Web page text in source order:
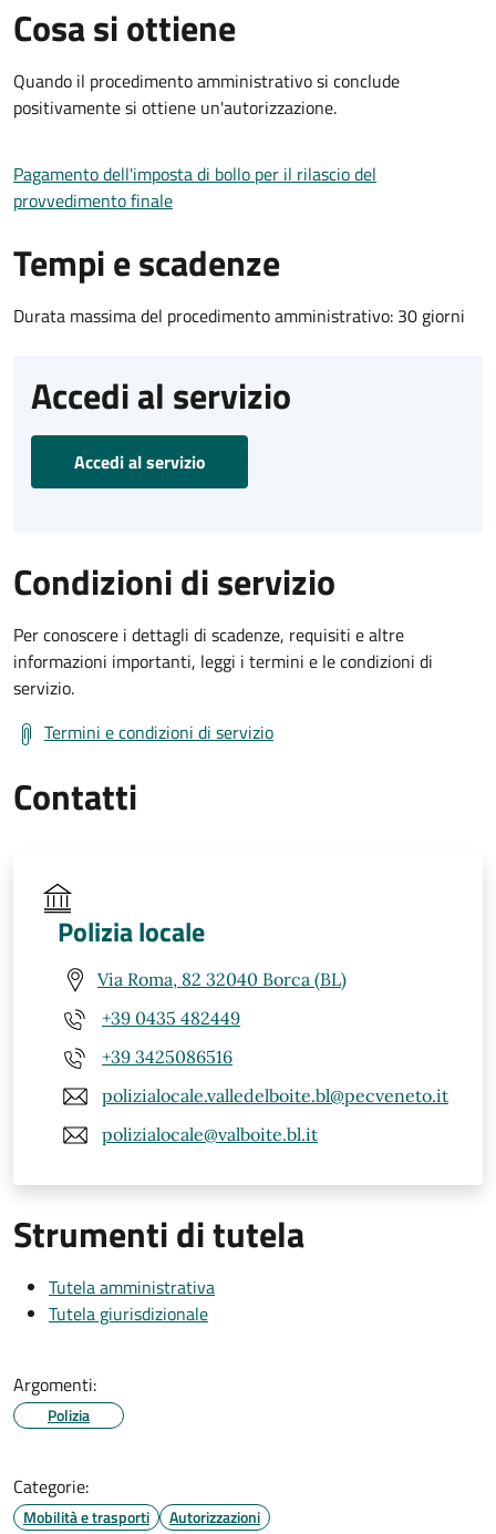
Cosa si ottiene
Quando il procedimento amministrativo si conclude
positivamente si ottiene un'autorizzazione.
Pagamento dell'imposta di bollo per il rilascio del
provvedimento finale
Tempi e scadenze
Durata massima del procedimento amministrativo: 30 giorni
Accedi al servizio
Accedi al servizio
Condizioni di servizio
Per conoscere i dettagli di scadenze, requisiti e altre
informazioni importanti, leggi i termini e le condizioni di
servizio.
Termini e condizioni di servizio
Contatti
Polizia locale
Via Roma, 82 32040 Borca (BL)
+39 0435 482449
+39 3425086516
polizialocale.valledelboite.bl@pecveneto.it
polizialocale@valboite.bl.it
Strumenti di tutela
Tutela amministrativa
Tutela giurisdizionale
Argomenti:
Polizia
Categorie:
Mobilità e trasporti Autorizzazioni